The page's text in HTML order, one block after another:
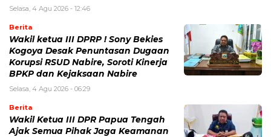
Selasa, 4 Agu 2026 - 12:46
Berita
Wakil ketua III DPRP ! Sony Bekies
Kogoya Desak Penuntasan Dugaan
Korupsi RSUD Nabire, Soroti Kinerja
BPKP dan Kejaksaan Nabire
Selasa, 4 Agu 2026 - 06:29
Berita
Wakil Ketua III DPR Papua Tengah
Ajak Semua Pihak Jaga Keamanan